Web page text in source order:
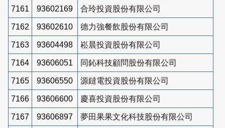
7161 93602169 合玲投資股份有限公司
7162 93602610 德力強餐飲股份有限公司
7163 93604498 崧晨投資股份有限公司
7164 93606051 同鈊科技顧問股份有限公司
7165 93606550 源鐽電投資股份有限公司
7166 93606600 慶喜投資股份有限公司
7167 93606897 夢田果果文化科技股份有限公司